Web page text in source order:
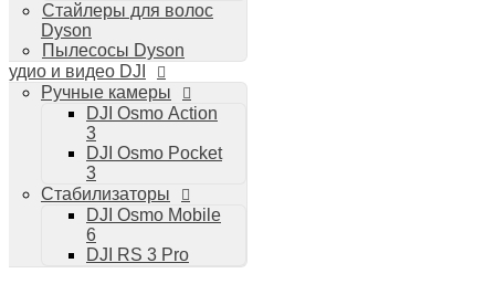
Стайлеры для волос
Dyson
Пылесосы Dyson
и видео DJI
Ручные камеры
DJI Osmo Action
3
DJI Osmo Pocket
3
Стабилизаторы
DJI Osmo Mobile
6
DJI RS 3 Pro